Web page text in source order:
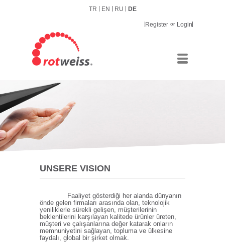
Register or Login
TR EN RU DE
UNSERE VISION
Faaliyet gösterdiği her alanda dünyanın
önde gelen firmaları arasında olan, teknolojik
yeniliklerle sürekli gelişen, müşterilerinin
beklentilerini karşılayan kalitede ürünler üreten,
müşteri ve çalışanlarına değer katarak onların
memnuniyetini sağlayan, topluma ve ülkesine
faydalı, global bir şirket olmak.